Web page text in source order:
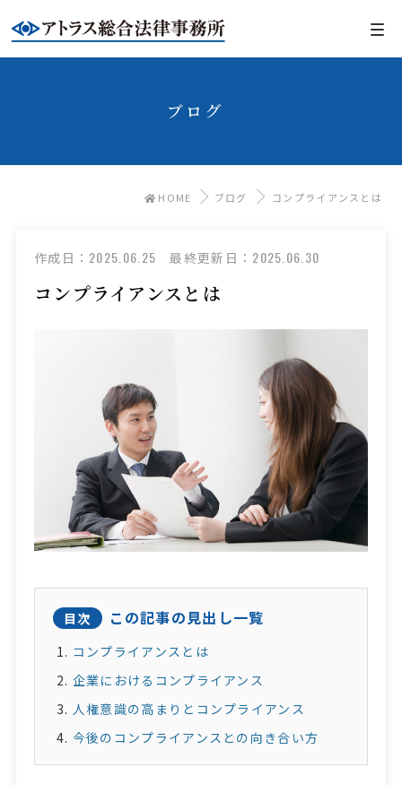
ブログ
HOME ブログ コンプライアンスとは
作成日： 2025.06.25 最終更新日： 2025.06.30
コンプライアンスとは
目次 この記事の見出し一覧
コンプライアンスとは
企業におけるコンプライアンス
人権意識の高まりとコンプライアンス
今後のコンプライアンスとの向き合い方